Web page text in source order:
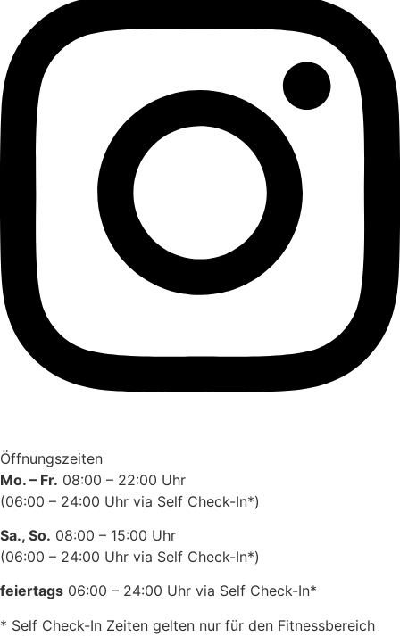
Öffnungszeiten
Mo. – Fr. 08:00 – 22:00 Uhr
(06:00 – 24:00 Uhr via Self Check-In*)
Sa., So. 08:00 – 15:00 Uhr
(06:00 – 24:00 Uhr via Self Check-In*)
feiertags 06:00 – 24:00 Uhr via Self Check-In*
* Self Check-In Zeiten gelten nur für den Fitnessbereich